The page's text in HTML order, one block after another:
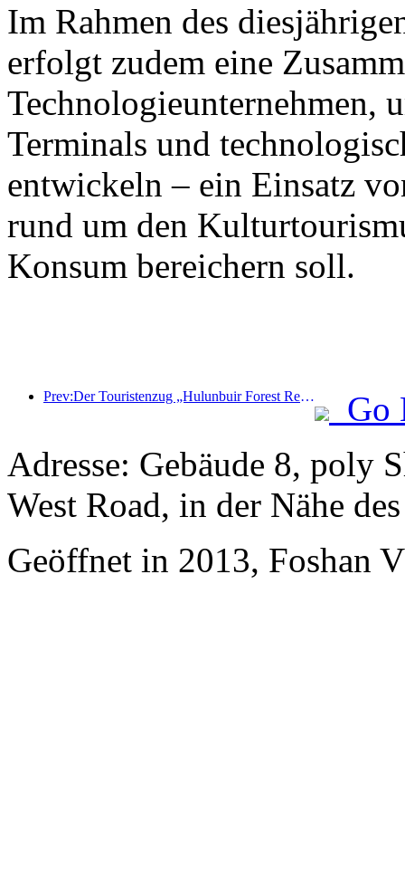
Im Rahmen des
erfolgt zudem eine
Technologieunternehmen,
Terminals und
entwickeln – ein Einsatz
rund um den
Konsum bereichern soll.
Prev:Der Touristenzug „Hulunbuir Forest Rendezvous - Daxinganling Express - Starlight Train - Tianyi Journey“ tritt seine Jungfernfahrt an.
Go
Adresse: Gebäude 8, poly
West Road, in der Nähe
Geöffnet in 2013, Foshan